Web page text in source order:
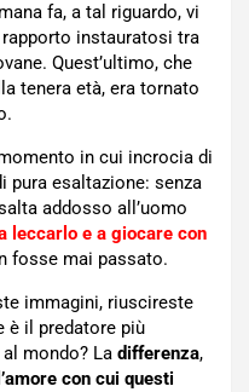
fa, a tal riguardo, vi
instauratosi tra
Quest’ultimo, che
tenera età, era tornato
in cui incrocia di
pura esaltazione: senza
addosso all’uomo
leccarlo e a giocare con
fosse mai passato.
immagini, riuscireste
è il predatore più
mondo? La differenza,
l’amore con cui questi